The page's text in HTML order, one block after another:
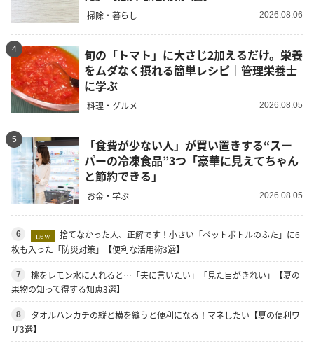
掃除・暮らし 2026.08.06
4
旬の「トマト」に大さじ2加えるだけ。栄養
をムダなく摂れる簡単レシピ｜管理栄養士
に学ぶ
料理・グルメ 2026.08.05
5
「食費が少ない人」が買い置きする“スー
パーの冷凍食品”3つ「豪華に見えてちゃん
と節約できる」
お金・学ぶ 2026.08.05
6 new
捨てなかった人、正解です！小さい「ペットボトルのふた」に6
枚も入った「防災対策」【便利な活用術3選】
7
桃をレモン水に入れると…「夫に言いたい」「見た目がきれい」【夏の
果物の知って得する知恵3選】
8
タオルハンカチの縦と横を縫うと便利になる！マネしたい【夏の便利ワ
ザ3選】